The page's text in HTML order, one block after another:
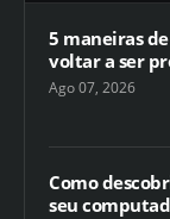
5 maneiras
voltar a ser
Ago 07, 2026
Como
seu